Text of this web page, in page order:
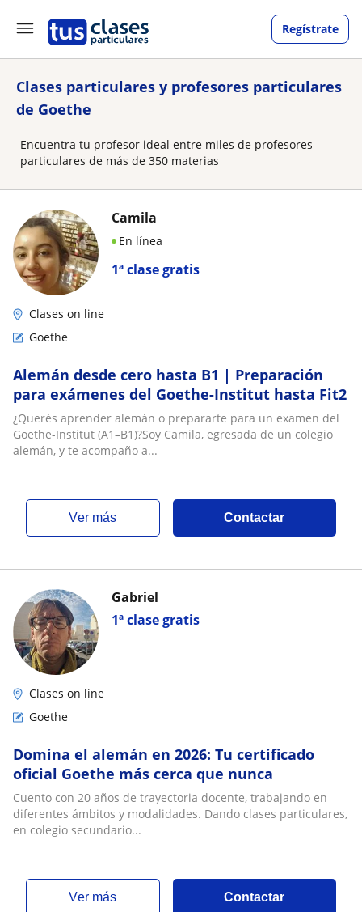
Regístrate
Clases particulares y profesores particulares
de Goethe
Encuentra tu profesor ideal entre miles de profesores
particulares de más de 350 materias
1ª clase gratis
Camila
En línea
Clases on line
Goethe
Alemán desde cero hasta B1 | Preparación
para exámenes del Goethe-Institut hasta Fit2
¿Querés aprender alemán o prepararte para un examen del
Goethe-Institut (A1–B1)?Soy Camila, egresada de un colegio
alemán, y te acompaño a...
ver más Contactar
1ª clase gratis
Gabriel
Clases on line
Goethe
Domina el alemán en 2026: Tu certificado
oficial Goethe más cerca que nunca
Cuento con 20 años de trayectoria docente, trabajando en
diferentes ámbitos y modalidades. Dando clases particulares,
en colegio secundario...
ver más Contactar